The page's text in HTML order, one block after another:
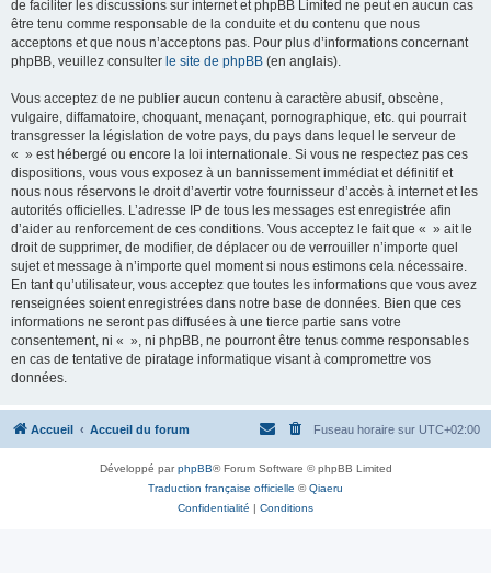
de faciliter les discussions sur internet et phpBB Limited ne peut en aucun cas
être tenu comme responsable de la conduite et du contenu que nous
acceptons et que nous n’acceptons pas. Pour plus d’informations concernant
phpBB, veuillez consulter le site de phpBB (en anglais).
Vous acceptez de ne publier aucun contenu à caractère abusif, obscène,
vulgaire, diffamatoire, choquant, menaçant, pornographique, etc. qui pourrait
transgresser la législation de votre pays, du pays dans lequel le serveur de
« » est hébergé ou encore la loi internationale. Si vous ne respectez pas ces
dispositions, vous vous exposez à un bannissement immédiat et définitif et
nous nous réservons le droit d’avertir votre fournisseur d’accès à internet et les
autorités officielles. L’adresse IP de tous les messages est enregistrée afin
d’aider au renforcement de ces conditions. Vous acceptez le fait que « » ait le
droit de supprimer, de modifier, de déplacer ou de verrouiller n’importe quel
sujet et message à n’importe quel moment si nous estimons cela nécessaire.
En tant qu’utilisateur, vous acceptez que toutes les informations que vous avez
renseignées soient enregistrées dans notre base de données. Bien que ces
informations ne seront pas diffusées à une tierce partie sans votre
consentement, ni « », ni phpBB, ne pourront être tenus comme responsables
en cas de tentative de piratage informatique visant à compromettre vos
données.
Accueil Accueil du forum Fuseau horaire sur UTC+02:00
Développé parphpBB® Forum Software © phpBB Limited
Traduction française officielle ©Qiaeru
Confidentialité | Conditions